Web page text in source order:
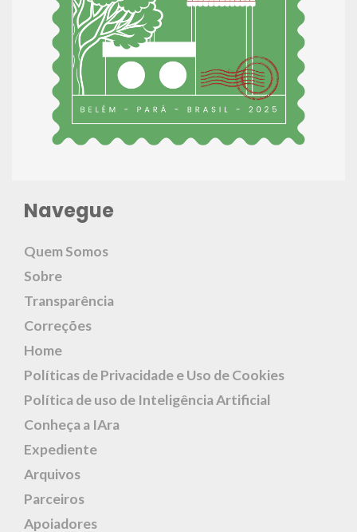
Navegue
Quem Somos
Sobre
Transparência
Correções
Home
Políticas de Privacidade e Uso de Cookies
Política de uso de Inteligência Artificial
Conheça a IAra
Expediente
Arquivos
Parceiros
Apoiadores